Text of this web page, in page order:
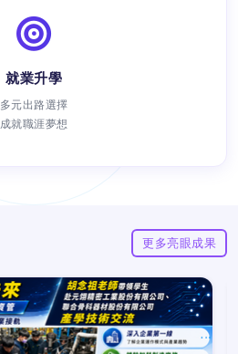
瀏覽次數：
就業升學
多元出路選擇
成就職涯夢想
更多亮眼成果